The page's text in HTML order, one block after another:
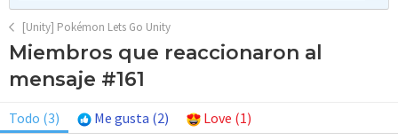
[Unity] Pokémon Lets Go Unity
Miembros que reaccionaron al
mensaje #161
Todo (3) Me gusta (2) Love (1)